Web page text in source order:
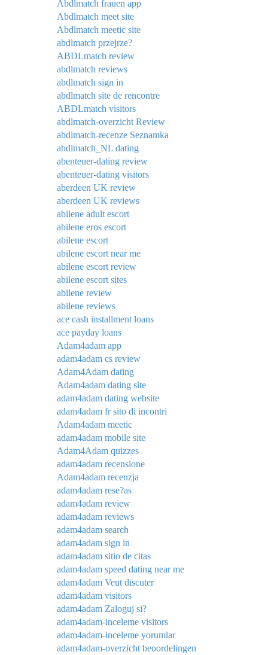
Abdlmatch frauen app
Abdlmatch meet site
Abdlmatch meetic site
abdlmatch przejrze?
ABDLmatch review
abdlmatch reviews
abdlmatch sign in
abdlmatch site de rencontre
ABDLmatch visitors
abdlmatch-overzicht Review
abdlmatch-recenze Seznamka
abdlmatch_NL dating
abenteuer-dating review
abenteuer-dating visitors
aberdeen UK review
aberdeen UK reviews
abilene adult escort
abilene eros escort
abilene escort
abilene escort near me
abilene escort review
abilene escort sites
abilene review
abilene reviews
ace cash installment loans
ace payday loans
Adam4adam app
adam4adam cs review
Adam4Adam dating
Adam4adam dating site
adam4adam dating website
adam4adam fr sito di incontri
Adam4adam meetic
adam4adam mobile site
Adam4Adam quizzes
adam4adam recensione
Adam4adam recenzja
adam4adam rese?as
adam4adam review
adam4adam reviews
adam4adam search
adam4adam sign in
adam4adam sitio de citas
adam4adam speed dating near me
adam4adam Veut discuter
adam4adam visitors
adam4adam Zaloguj si?
adam4adam-inceleme visitors
adam4adam-inceleme yorumlar
adam4adam-overzicht beoordelingen